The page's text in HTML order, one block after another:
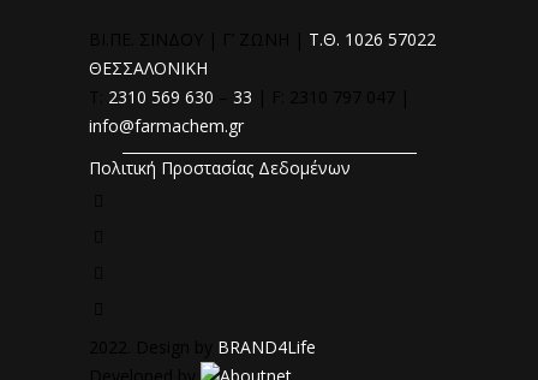
Τ.Θ. 1026 57022
ΘΕΣΣΑΛΟΝΙΚΗ
2310 569 630 33
info@farmachem.gr
Πολιτική Προστασίας Δεδομένων
BRAND4Life